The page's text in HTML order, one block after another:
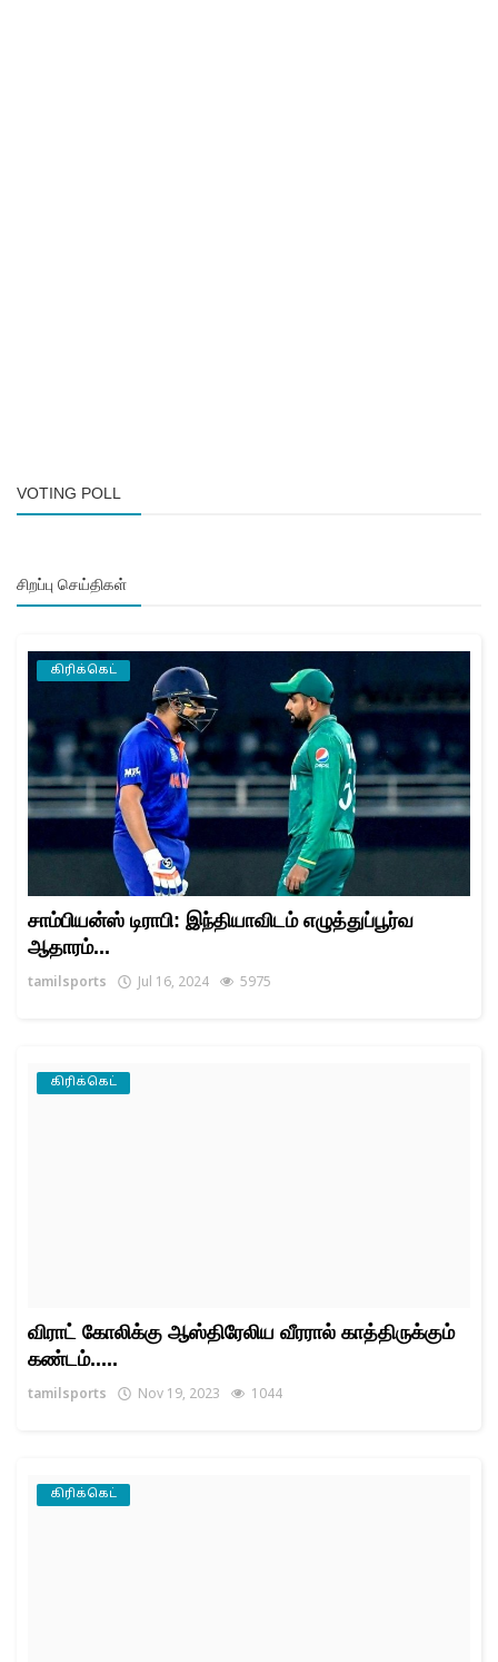
VOTING POLL
சிறப்பு செய்திகள்
கிரிக்கெட்
சாம்பியன்ஸ் டிராபி: இந்தியாவிடம் எழுத்துப்பூர்வ
ஆதாரம்...
tamilsports Jul 16, 2024 5975
கிரிக்கெட்
விராட் கோலிக்கு ஆஸ்திரேலிய வீரரால் காத்திருக்கும்
கண்டம்.....
tamilsports Nov 19, 2023 1044
கிரிக்கெட்